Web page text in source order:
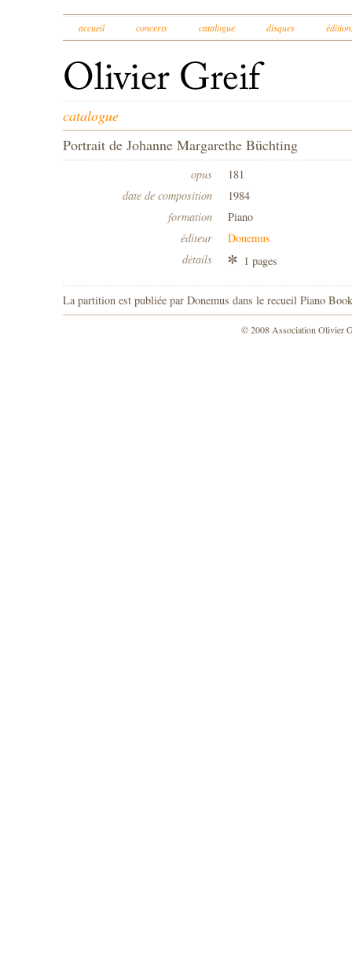
accueil concerts catalogue disques
catalogue
Portrait de Johanne Margarethe Büchting
opus
181
date de composition
1984
formation
Piano
éditeur
Donemus
détails
1 pages
La partition est publiée par Donemus dans le recueil Piano
© 2008 Association Olivier